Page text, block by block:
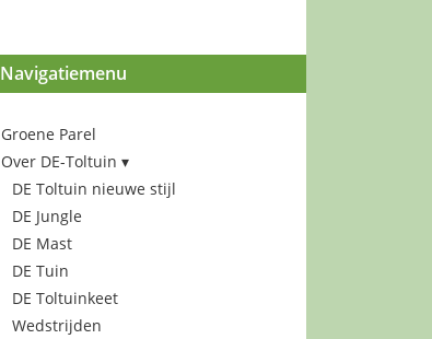
Navigatiemenu
Groene Parel
Over DE-Toltuin
DE Toltuin nieuwe stijl
DE Jungle
DE Mast
DE Tuin
DE Toltuinkeet
Wedstrijden